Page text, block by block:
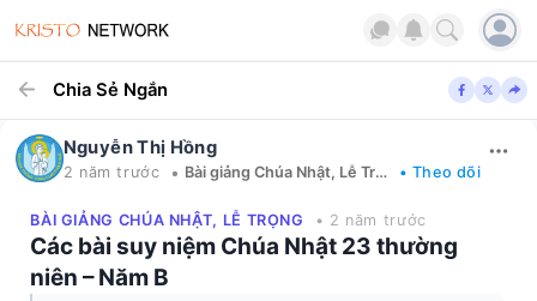
Chia Sẻ Ngắn
Nguyễn Thị Hồng
2 năm trước • Bài giảng Chúa Nhật, Lễ Trọng • Theo dõi
BÀI GIẢNG CHÚA NHẬT, LỄ TRỌNG • 2 năm trước
Các bài suy niệm Chúa Nhật 23 thường
niên – Năm B